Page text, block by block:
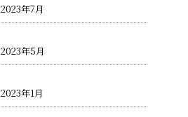
2023年7月
2023年5月
2023年1月